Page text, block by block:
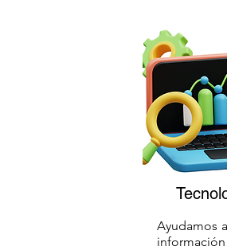
Ayudamos